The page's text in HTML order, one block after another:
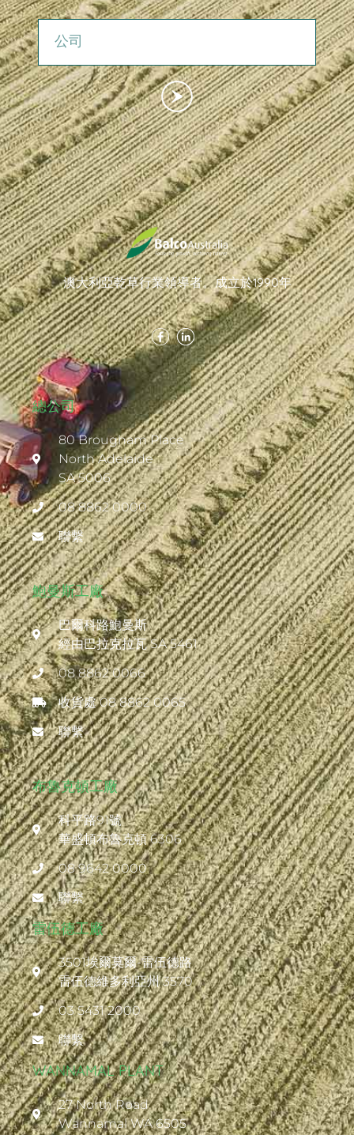
公司
澳大利亞乾草行業領導者。成立於1990年
總公司
80 Brougham Place
North Adelaide
SA 5006
08 8862 0000
聯繫
鮑曼斯工廠
巴爾科路鮑曼斯
經由巴拉克拉瓦 SA 5461
08 8862 0066
收貨處 08 8862 0065
聯繫
布魯克頓工廠
科平路91號
華盛頓布魯克頓 6306
08 9642 0000
聯繫
雷伍德工廠
3501埃爾莫爾-雷伍德路
雷伍德維多利亞州 3570
03 5431 2000
聯繫
WANNAMAL PLANT
27 North Road
Wannamal WA 6505